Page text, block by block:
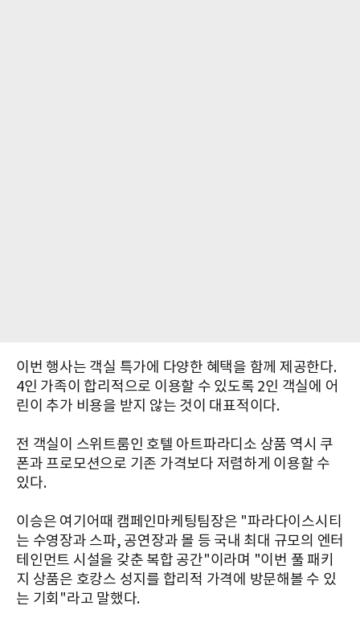
이번 행사는 객실 특가에 다양한 혜택을 함께 제공한다.
4인 가족이 합리적으로 이용할 수 있도록 2인 객실에 어
린이 추가 비용을 받지 않는 것이 대표적이다.
전 객실이 스위트룸인 호텔 아트파라디소 상품 역시 쿠
폰과 프로모션으로 기존 가격보다 저렴하게 이용할 수
있다.
이승은 여기어때 캠페인마케팅팀장은 "파라다이스시티
는 수영장과 스파, 공연장과 몰 등 국내 최대 규모의 엔터
테인먼트 시설을 갖춘 복합 공간"이라며 "이번 풀 패키
지 상품은 호캉스 성지를 합리적 가격에 방문해볼 수 있
는 기회"라고 말했다.